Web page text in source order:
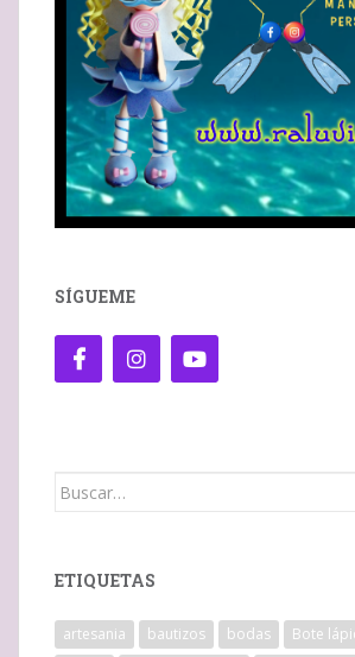
SÍGUEME
Buscar:
ETIQUETAS
artesania bautizos bodas Bote